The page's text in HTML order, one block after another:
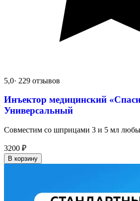
5,0· 229 отзывов
Инъектор медицинский
Универсальный
Совместим со шприцами 3 и 5 мл
3200 ₽
В корзину